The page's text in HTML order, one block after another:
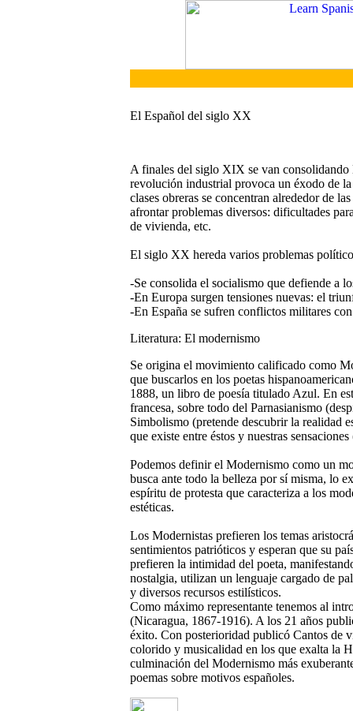
El Español del siglo XX
A finales del siglo XIX se van consolidando
revolución industrial provoca un éxodo de
clases obreras se concentran alrededor de
afrontar problemas diversos: dificultades
de vivienda, etc.
El siglo XX hereda varios problemas
-Se consolida el socialismo que defiende a
-En Europa surgen tensiones nuevas: el
-En España se sufren conflictos militares
Literatura: El modernismo
Se origina el movimiento calificado como
que buscarlos en los poetas
1888, un libro de poesía titulado Azul. En
francesa, sobre todo del Parnasianismo
Simbolismo (pretende descubrir la realidad
que existe entre éstos y nuestras
Podemos definir el Modernismo como un
busca ante todo la belleza por sí misma, lo
espíritu de protesta que caracteriza a los
estéticas.
Los Modernistas prefieren los temas
sentimientos patrióticos y esperan que su
prefieren la intimidad del poeta,
nostalgia, utilizan un lenguaje cargado de
y diversos recursos estilísticos.
Como máximo representante tenemos al
(Nicaragua, 1867-1916). A los 21 años
éxito. Con posterioridad publicó Cantos de
colorido y musicalidad en los que exalta la
culminación del Modernismo más
poemas sobre motivos españoles.